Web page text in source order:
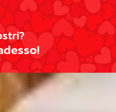
stri?
desso!